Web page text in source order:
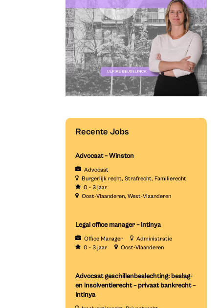
Recente Jobs
Advocaat – Winston
Advocaat
Burgerlijk recht Strafrecht Familierecht
0 - 3 jaar
Oost-Vlaanderen West-Vlaanderen
Legal office manager – Intinya
Office Manager
Administratie
0 - 3 jaar
Oost-Vlaanderen
Advocaat geschillenbeslechting: beslag-
en insolventierecht – privaat bankrecht –
Intinya